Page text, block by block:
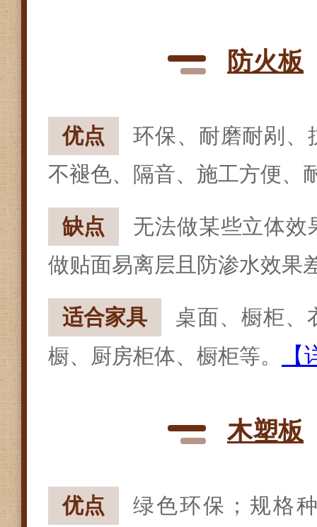
防火板
优点
环保、耐磨耐剐、
不褪色、隔音、施工方便、
缺点
无法做某些立体效
做贴面易离层且防渗水效果
适合家具
桌面、橱柜、
橱、厨房柜体、橱柜等。
木塑板
优点
绿色环保；规格